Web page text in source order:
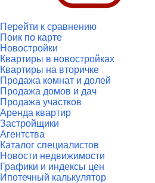
Перейти к сравнению
Поик по карте
Новостройки
Квартиры в новостройках
Квартиры на вторичке
Продажа комнат и долей
Продажа домов и дач
Продажа участков
Аренда квартир
Застройщики
Агентства
Каталог специалистов
Новости недвижимости
Графики и индексы цен
Ипотечный калькулятор